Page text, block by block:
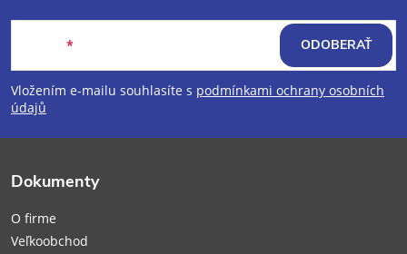
Z
á
p
Vložením e-mailu souhlasíte s podmínkami ochrany osobních
údajů
ODOBERAŤ
Dokumenty
O firme
Veľkoobchod